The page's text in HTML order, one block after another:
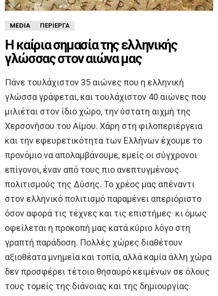
MEDIA ΠΕΡΊΕΡΓΑ
Η καίρια σημασία της ελληνικής
γλώσσας στον αιώνα μας
Πάνε τουλάχιστον 35 αιώνες που η ελληνική
γλώσσα γράφεται, και τουλάχιστον 40 αιώνες που
μιλιέται στον ίδιο χώρο, την ύστατη αιχμή της
Χερσονήσου του Αίμου. Χάρη στη φιλοπεριέργεια
και την εφευρετικότητα των Ελλήνων έχουμε το
προνόμιο να απολαμβάνουμε, εμείς οι σύγχρονοι
επίγονοι, έναν από τους πιο ανεπτυγμένους
πολιτισμούς της Δύσης. Το χρέος μας απέναντι
στον ελληνικό πολιτισμό παραμένει απεριόριστο
όσον αφορά τις τέχνες και τις επιστήμες· κι όμως
οφείλεται η προκοπή μας κατά κύριο λόγο στη
γραπτή παράδοση. Πολλές χώρες διαθέτουν
αξιοθέατα μνημεία και τοπία, αλλά καμία άλλη χώρα
δεν προσφέρει τέτοιο θησαυρό κειμένων σε όλους
τους τομείς της διάνοιας και της δημιουργίας.